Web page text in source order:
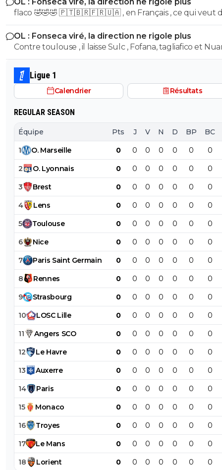
serait 30 Les mecs te sortent oui mais pour 19 ans il est
vraiment puissant .... normal il en a 25
flaco 🤣🤣🤣 🇵🇹🇧🇷🇫🇷🇺🇦 , en Français , ce qui veut dire ,
stp ,?
OL : Fonseca viré, la direction ne rigole plus
Contre toulouse , il laisse Sulc , Fofana, tagliafico et
sur le banc... de plus avec son délire de foutre Endrick
aillier, tu te tapes l'autre plot nullissime de
Voila voila
Ligue 1
Calendrier Résultats
REGULAR SEASON
Équipe Pts J V N D BP BC
1 O. Marseille 0 0 0 0 0 0 0
2 O. Lyonnais 0 0 0 0 0 0 0
3 Brest 0 0 0 0 0 0 0
4 Lens 0 0 0 0 0 0 0
5 Toulouse 0 0 0 0 0 0 0
6 Nice 0 0 0 0 0 0 0
7 Paris Saint Germain 0 0 0 0 0 0 0
8 Rennes 0 0 0 0 0 0 0
9 Strasbourg 0 0 0 0 0 0 0
10 LOSC Lille 0 0 0 0 0 0 0
11 Angers SCO 0 0 0 0 0 0 0
12 Le Havre 0 0 0 0 0 0 0
13 Auxerre 0 0 0 0 0 0 0
14 Paris 0 0 0 0 0 0 0
15 Monaco 0 0 0 0 0 0 0
16 Troyes 0 0 0 0 0 0 0
17 Le Mans 0 0 0 0 0 0 0
18 Lorient 0 0 0 0 0 0 0